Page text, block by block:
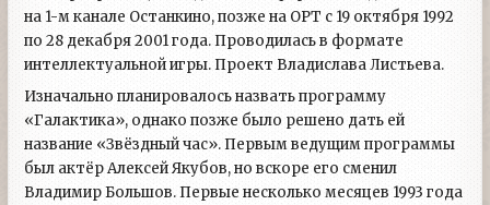
на 1-м канале Останкино, позже на ОРТ с 19 октября 1992
по 28 декабря 2001 года. Проводилась в формате
интеллектуальной игры. Проект Владислава Листьева.
Изначально планировалось назвать программу
«Галактика», однако позже было решено дать ей
название «Звёздный час». Первым ведущим программы
был актёр Алексей Якубов, но вскоре его сменил
Владимир Большов. Первые несколько месяцев 1993 года